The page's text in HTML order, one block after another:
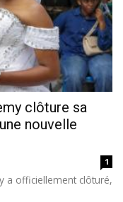
clôture sa
nouvelle
1
a officiellement clôturé,